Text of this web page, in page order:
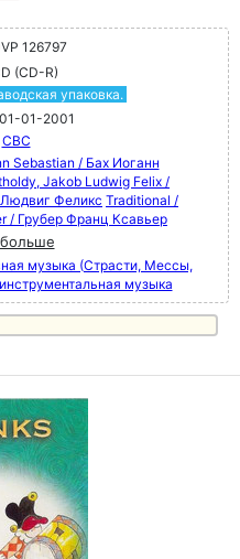
126797
(CD-R)
упаковка.
01-01-2001
CBC
Sebastian / Бах Иоганн
Jakob Ludwig Felix /
Феликс Traditional /
/ Грубер Франц Ксавьер
больше
музыка (Страсти, Мессы,
музыка